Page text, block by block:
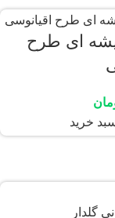
که دوباره
ای طرح
خرید